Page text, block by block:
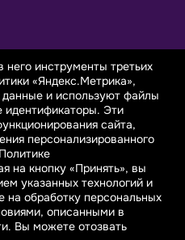
магазин "САРАФАНОВО"
продаже тканей оптом и в
инструменты третьих
«Яндекс.Метрика»,
и используют файлы
идентификаторы. Эти
сайта,
персонализированного
на кнопку «Принять», вы
указанных технологий и
на обработку персональных
описанными в
Вы можете отозвать